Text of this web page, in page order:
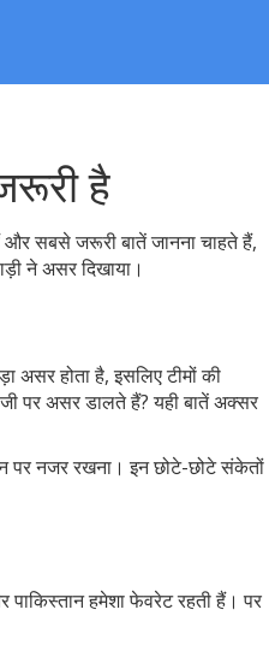
है
सबसे जरूरी बातें जानना चाहते हैं,
ने असर दिखाया।
असर होता है, इसलिए टीमों की
पर असर डालते हैं? यही बातें अक्सर
पर नजर रखना। इन छोटे-छोटे संकेतों
हमेशा फेवरेट रहती हैं। पर